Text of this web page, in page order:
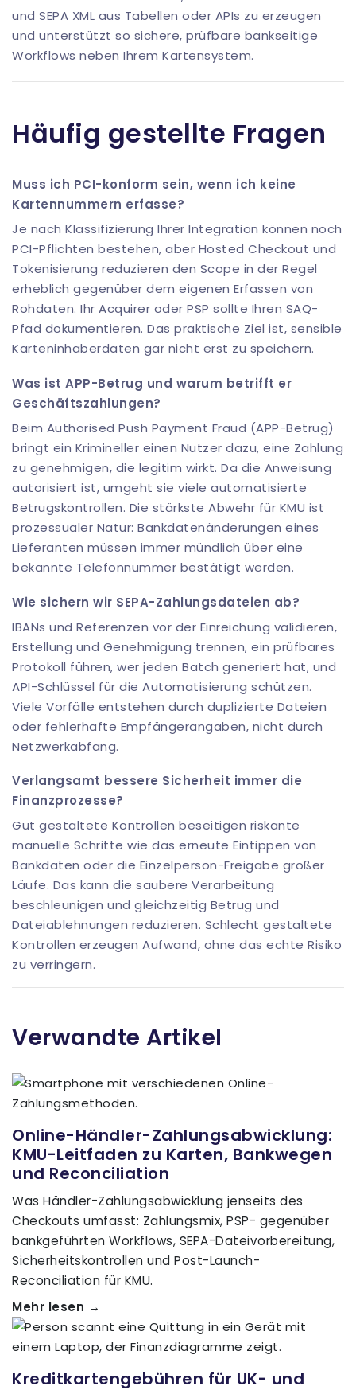
und SEPA XML aus Tabellen oder APIs zu erzeugen
und unterstützt so sichere, prüfbare bankseitige
Workflows neben Ihrem Kartensystem.
Häufig gestellte Fragen
Muss ich PCI-konform sein, wenn ich keine
Kartennummern erfasse?
Je nach Klassifizierung Ihrer Integration können noch
PCI-Pflichten bestehen, aber Hosted Checkout und
Tokenisierung reduzieren den Scope in der Regel
erheblich gegenüber dem eigenen Erfassen von
Rohdaten. Ihr Acquirer oder PSP sollte Ihren SAQ-
Pfad dokumentieren. Das praktische Ziel ist, sensible
Karteninhaberdaten gar nicht erst zu speichern.
Was ist APP-Betrug und warum betrifft er
Geschäftszahlungen?
Beim Authorised Push Payment Fraud (APP-Betrug)
bringt ein Krimineller einen Nutzer dazu, eine Zahlung
zu genehmigen, die legitim wirkt. Da die Anweisung
autorisiert ist, umgeht sie viele automatisierte
Betrugskontrollen. Die stärkste Abwehr für KMU ist
prozessualer Natur: Bankdatenänderungen eines
Lieferanten müssen immer mündlich über eine
bekannte Telefonnummer bestätigt werden.
Wie sichern wir SEPA-Zahlungsdateien ab?
IBANs und Referenzen vor der Einreichung validieren,
Erstellung und Genehmigung trennen, ein prüfbares
Protokoll führen, wer jeden Batch generiert hat, und
API-Schlüssel für die Automatisierung schützen.
Viele Vorfälle entstehen durch duplizierte Dateien
oder fehlerhafte Empfängerangaben, nicht durch
Netzwerkabfang.
Verlangsamt bessere Sicherheit immer die
Finanzprozesse?
Gut gestaltete Kontrollen beseitigen riskante
manuelle Schritte wie das erneute Eintippen von
Bankdaten oder die Einzelperson-Freigabe großer
Läufe. Das kann die saubere Verarbeitung
beschleunigen und gleichzeitig Betrug und
Dateiablehnungen reduzieren. Schlecht gestaltete
Kontrollen erzeugen Aufwand, ohne das echte Risiko
zu verringern.
Verwandte Artikel
Online-Händler-Zahlungsabwicklung:
KMU-Leitfaden zu Karten, Bankwegen
und Reconciliation
Was Händler-Zahlungsabwicklung jenseits des
Checkouts umfasst: Zahlungsmix, PSP- gegenüber
bankgeführten Workflows, SEPA-Dateivorbereitung,
Sicherheitskontrollen und Post-Launch-
Reconciliation für KMU.
Mehr lesen →
Kreditkartengebühren für UK- und